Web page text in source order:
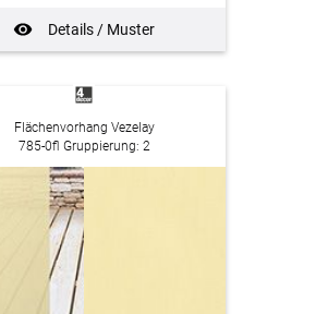
Details / Muster
Flächenvorhang Vezelay
785-0fl Gruppierung: 2